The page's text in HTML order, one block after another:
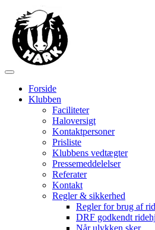
Forside
Klubben
Faciliteter
Haloversigt
Kontaktpersoner
Prisliste
Klubbens vedtægter
Pressemeddelelser
Referater
Kontakt
Regler & sikkerhed
Regler for brug af
DRF godkendt
Når ulykken sker